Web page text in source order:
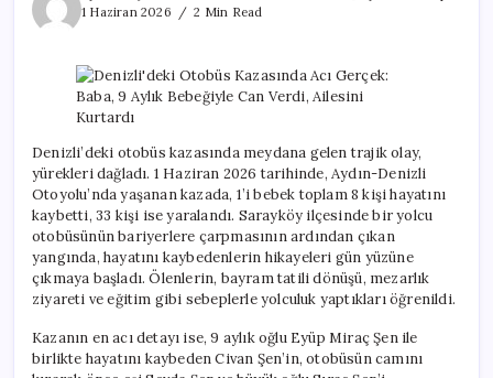
1 Haziran 2026
2 Min Read
Gerçek:
Baba,
Can
Verdi,
Ailesini
Kurtardı
için
Denizli’deki otobüs kazasında meydana gelen trajik olay,
yürekleri dağladı. 1 Haziran 2026 tarihinde, Aydın-Denizli
Otoyolu’nda yaşanan kazada, 1’i bebek toplam 8 kişi hayatını
kaybetti, 33 kişi ise yaralandı. Sarayköy ilçesinde bir yolcu
otobüsünün bariyerlere çarpmasının ardından çıkan
yangında, hayatını kaybedenlerin hikayeleri gün yüzüne
çıkmaya başladı. Ölenlerin, bayram tatili dönüşü, mezarlık
ziyareti ve eğitim gibi sebeplerle yolculuk yaptıkları öğrenildi.
Kazanın en acı detayı ise, 9 aylık oğlu Eyüp Miraç Şen ile
birlikte hayatını kaybeden Civan Şen’in, otobüsün camını